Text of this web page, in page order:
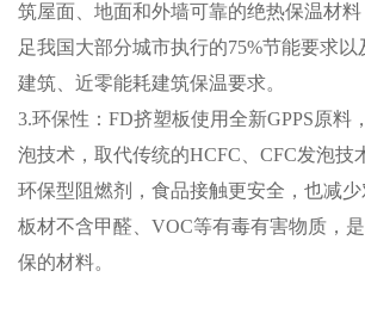
筑屋面、地面和外墙可靠的绝热保温材
足我国大部分城市执行的75%节能要求
建筑、近零能耗建筑保温要求。
3.环保性：FD挤塑板使用全新GPPS原料
泡技术，取代传统的HCFC、CFC发泡技
环保型阻燃剂，食品接触更安全，也减少
板材不含甲醛、VOC等有毒有害物质，
保的材料。